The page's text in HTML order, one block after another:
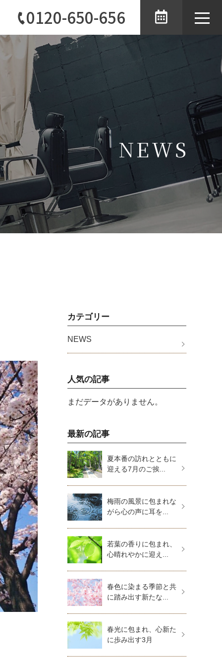
0120-650-656
toggle
NEWS
カテゴリー
NEWS
人気の記事
まだデータがありません。
最新の記事
夏本番の訪れとともに
迎える7月のご挨...
梅雨の風景に包まれな
がら心の声に耳を...
若葉の香りに包まれ、
心晴れやかに迎え...
春色に染まる季節と共
に踏み出す新たな...
春光に包まれ、心新た
に歩み出す3月